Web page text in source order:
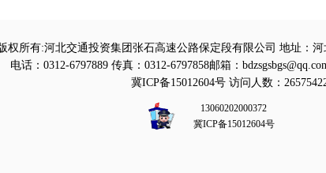
权所有:河北交通投资集团张石高速公路保定段有限公司 地址：
电话：0312-6797889 传真：0312-6797858邮箱：
冀ICP备15012604号 访问人数：
13060202000372
冀ICP备15012604号